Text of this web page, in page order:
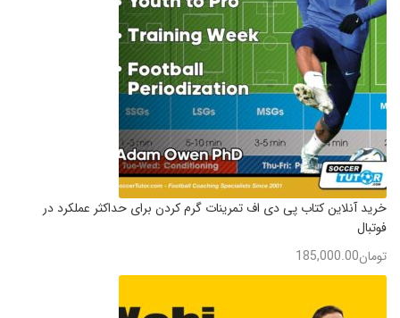
خرید آنلاین کتاب پی دی اف تمرینات گرم کردن برای حداکثر عملکرد در
فوتبال
تومان185,000.00